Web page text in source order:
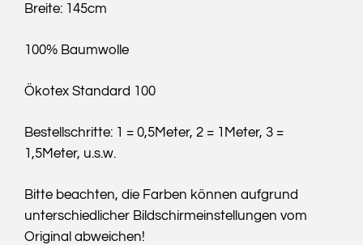
Breite: 145cm
100% Baumwolle
Ökotex Standard 100
Bestellschritte: 1 = 0,5Meter, 2 = 1Meter, 3 =
1,5Meter, u.s.w.
Bitte beachten, die Farben können aufgrund
unterschiedlicher Bildschirmeinstellungen vom
Original abweichen!